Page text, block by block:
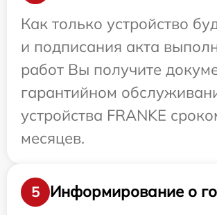
Как только устройство
и подписания акта
работ Вы получите
гарантийном
устройства FRANKE
месяцев.
5
Информирование о